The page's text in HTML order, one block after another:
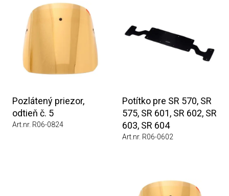
Pozlátený priezor,
odtieň č. 5
Art.nr. R06-0824
Potítko pre SR 570, SR
575, SR 601, SR 602, SR
603, SR 604
Art.nr. R06-0602